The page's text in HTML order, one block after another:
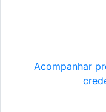
Acompanhar